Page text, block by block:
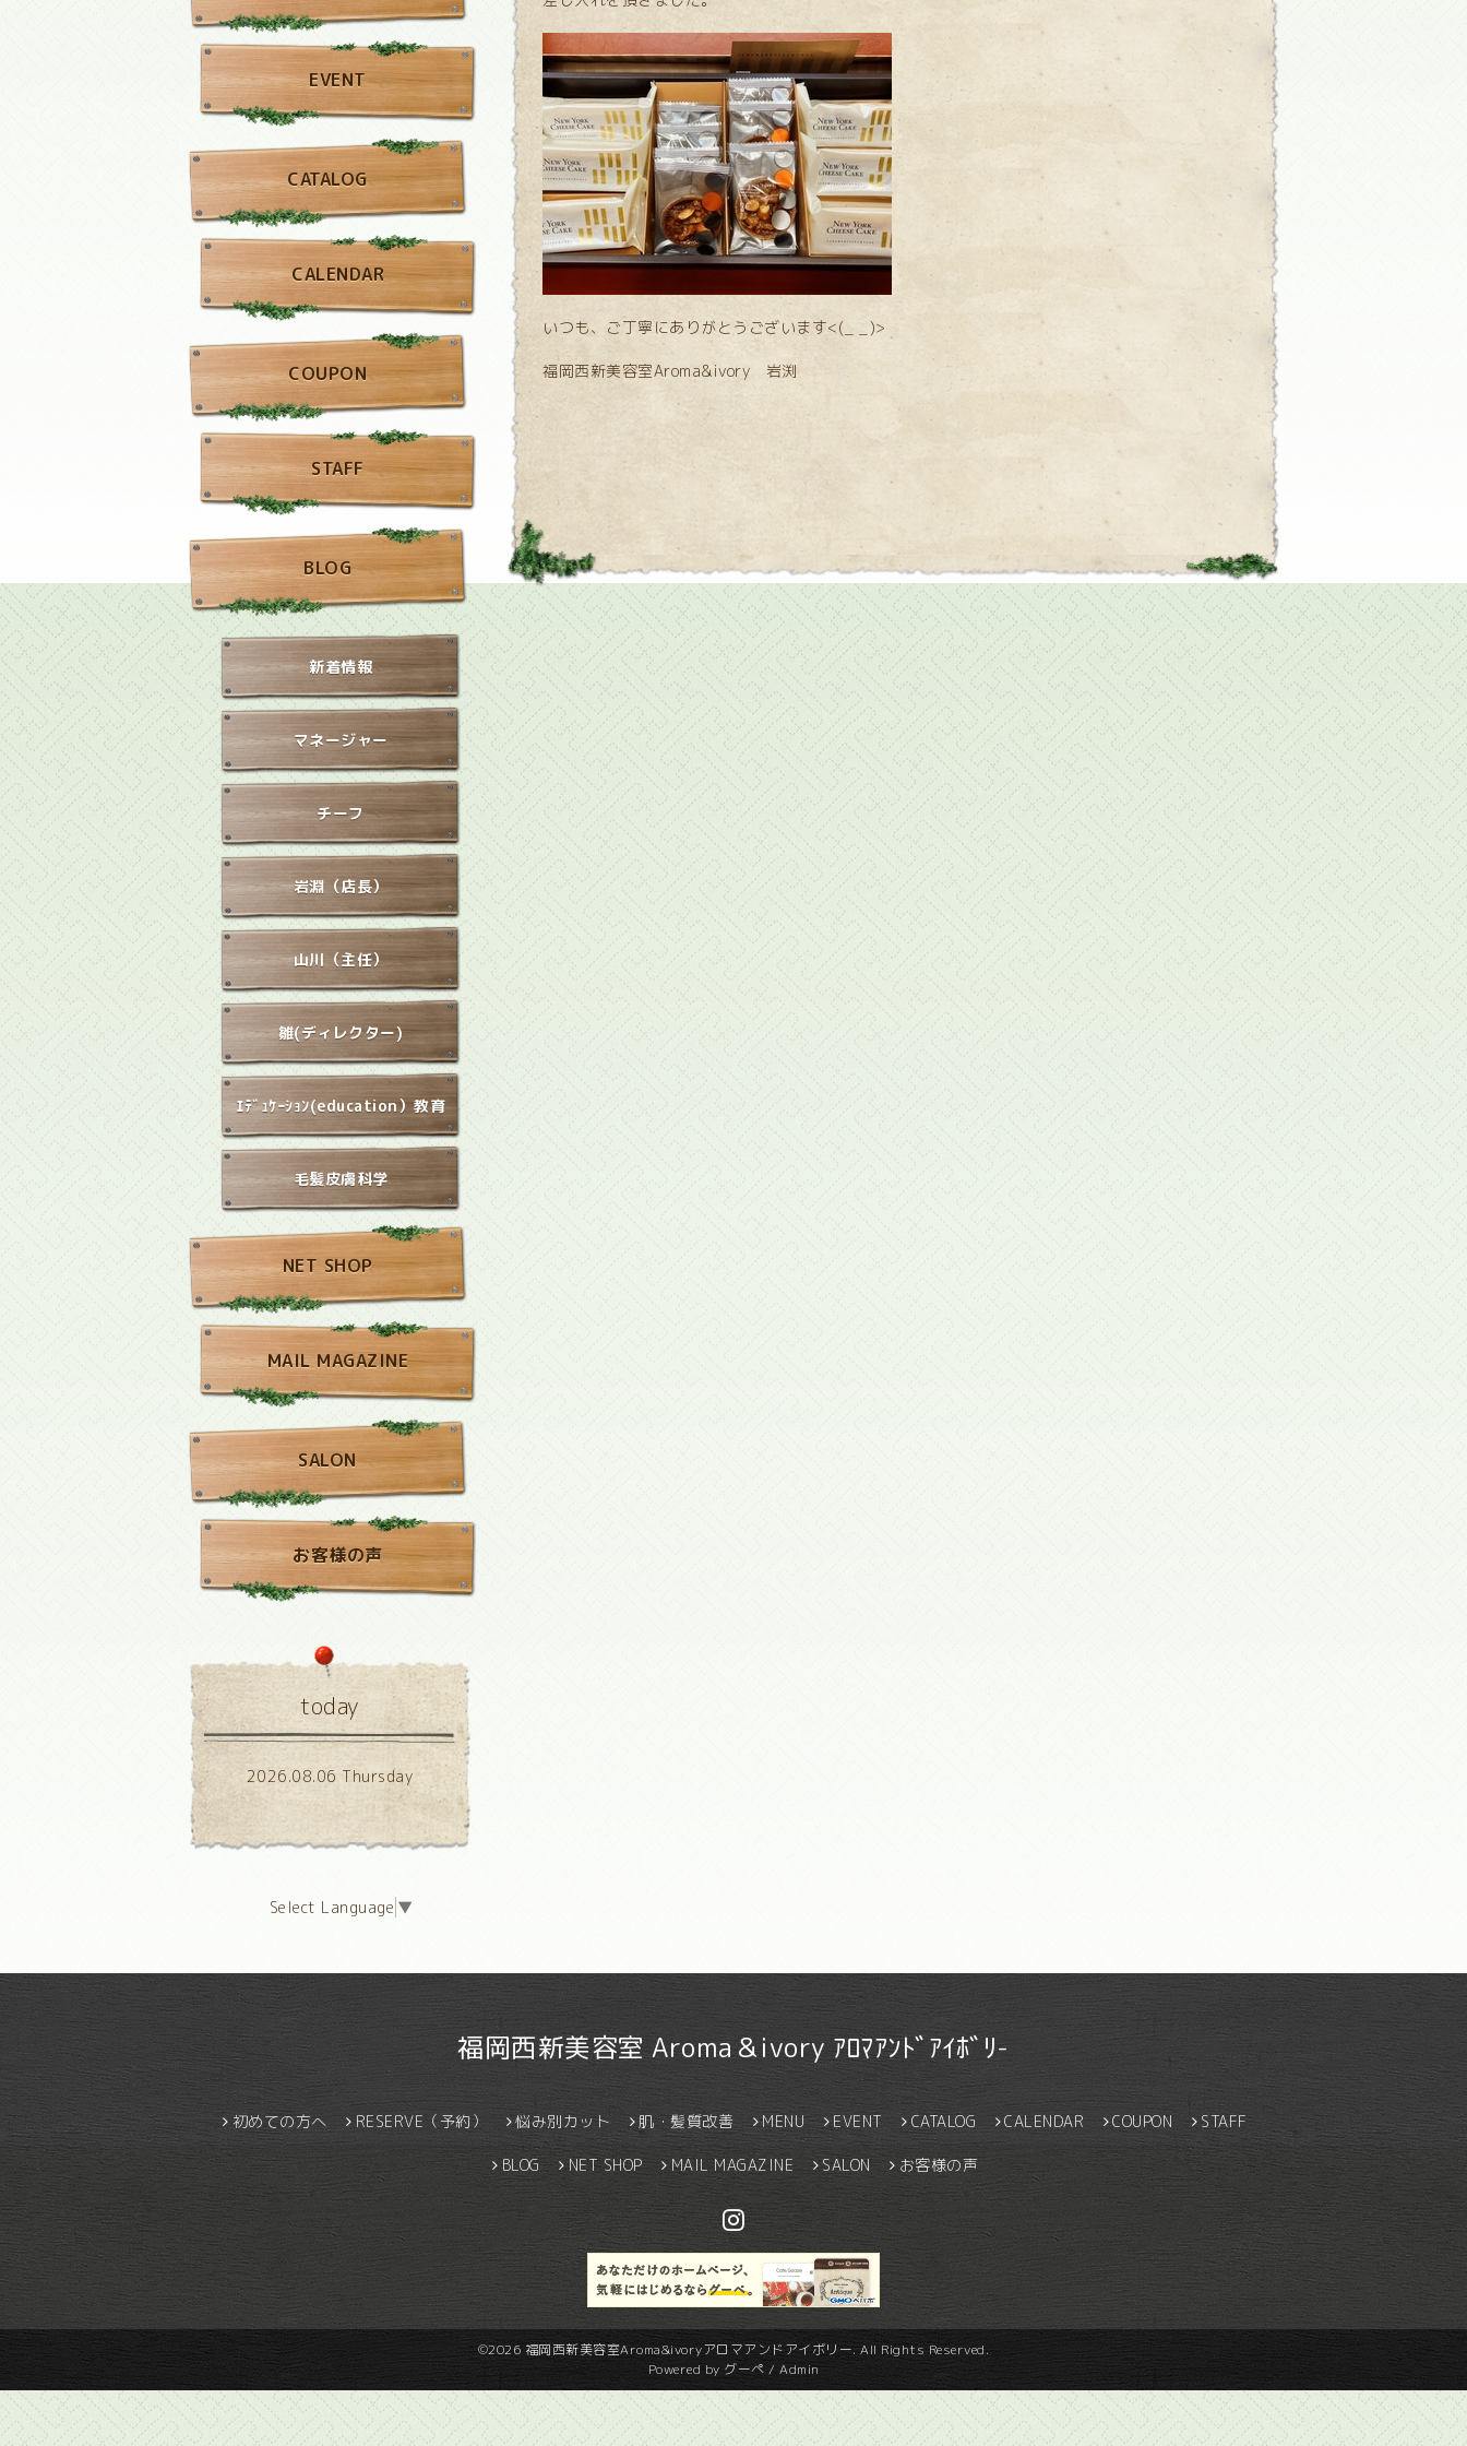
いつも、ご丁寧にありがとうございます<(_ _)>
福岡西新美容室Aroma&ivory 岩渕
EVENT
CATALOG
CALENDAR
COUPON
STAFF
BLOG
新着情報
マネージャー
チーフ
岩淵（店長）
山川（主任）
雛(ディレクター)
ｴﾃﾞｭｹｰｼｮﾝ(education）教育
毛髪皮膚科学
NET SHOP
MAIL MAGAZINE
SALON
お客様の声
today
2026.08.06 Thursday
Select Language ▼
福岡西新美容室 Aroma＆ivory ｱﾛﾏｱﾝﾄﾞｱｲﾎﾞﾘ-
初めての方へ RESERVE（予約） 悩み別カット 肌・髪質改善 MENU EVENT CATALOG CALENDAR COUPON STAFF
BLOG NET SHOP MAIL MAGAZINE SALON お客様の声
©2026 福岡西新美容室Aroma&ivoryアロマアンドアイボリー. All Rights Reserved.
Powered by グーペ / Admin